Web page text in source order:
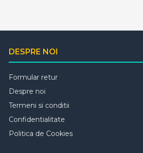
DESPRE NOI
Formular retur
Despre noi
Termeni si conditii
Confidentialitate
Politica de Cookies